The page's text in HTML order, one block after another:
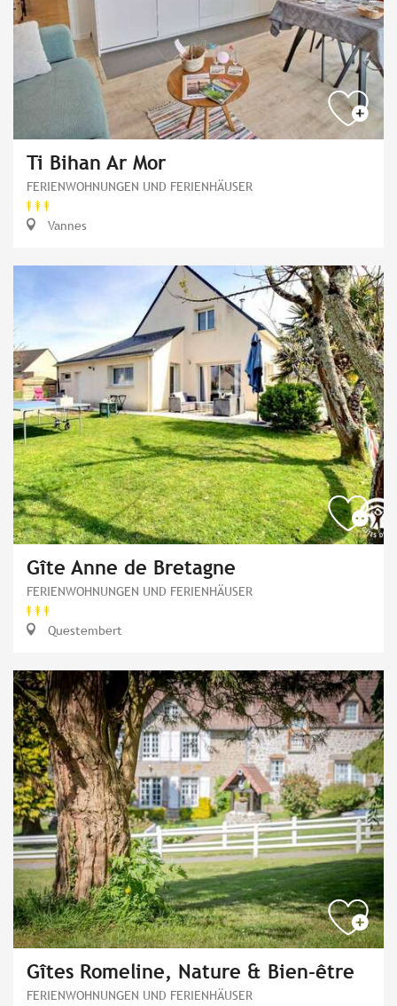
Ti Bihan Ar Mor
FERIENWOHNUNGEN UND FERIENHÄUSER
Vannes
Gîte Anne de Bretagne
FERIENWOHNUNGEN UND FERIENHÄUSER
Questembert
Gîtes Romeline, Nature & Bien-être
FERIENWOHNUNGEN UND FERIENHÄUSER